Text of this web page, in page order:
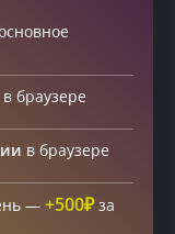
в браузере
в браузере
— +500₽за